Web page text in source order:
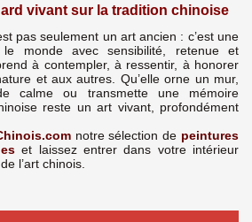
vivant sur la tradition chinoise
pas seulement un art ancien : c’est une
monde avec sensibilité, retenue et
à contempler, à ressentir, à honorer
et aux autres. Qu’elle orne un mur,
calme ou transmette une mémoire
reste un art vivant, profondément
notre sélection de peintures
et laissez entrer dans votre intérieur
l’art chinois.